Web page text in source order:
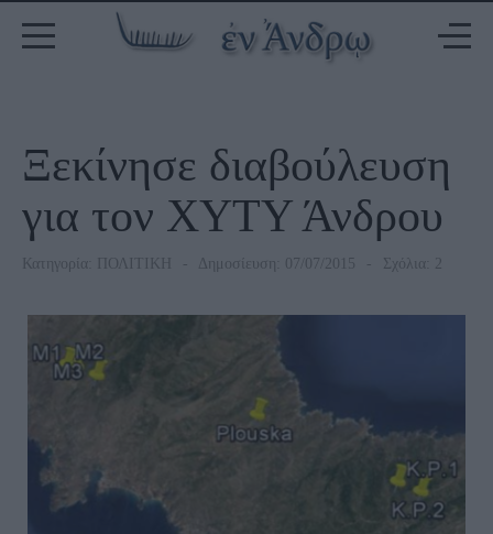
Ξεκίνησε διαβούλευση
για τον ΧΥΤΥ Άνδρου
Κατηγορία: ΠΟΛΙΤΙΚΗ Δημοσίευση: 07/07/2015 Σχόλια: 2